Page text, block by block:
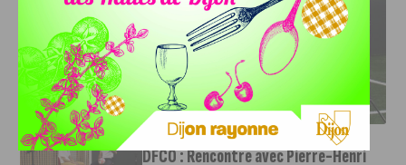
DFCO : RENCONTRE AVEC PIERRE-HENRI DEBALLON,
L’ARTISAN DE LA MONTÉE EN LIGUE 2
INFOS,SPORT
DFCO : Rencontre avec Pierre-Henri